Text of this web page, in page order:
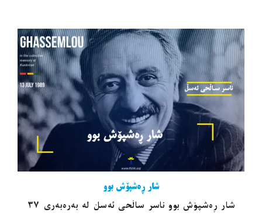
شار ڕەشپۆش بوو
شار ڕەشپۆش بوو ناسر ساڵحی ئەسڵ لە بەرەبەری ٣٧